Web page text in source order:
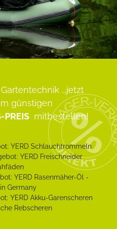
Gartentechnik ...jetzt
günstigen
PREIS mitbestellen!